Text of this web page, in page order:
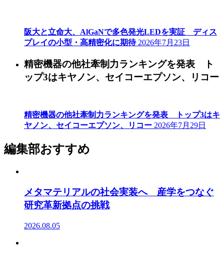
阪大と立命大、AlGaNで多色発光LEDを実証 ディス
プレイの小型・高精密化に期待 2026年7月23日
精密機器の他社牽制力ランキングを発表 ト
ップ3はキヤノン、セイコーエプソン、リコー
精密機器の他社牽制力ランキングを発表 トップ3はキ
ヤノン、セイコーエプソン、リコー 2026年7月29日
編集部おすすめ
メタマテリアルの社会実装へ 産学をつなぐ
研究革新拠点の挑戦
2026.08.05